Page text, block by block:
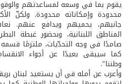
يقوم بما في وسعه لمساعدتهم
محدودة وإمكاناته محدودة. ولكنّ
جانبهم، يحميهم ويدافع عنهم.
المناطق اللبنانية، وبحضور غبطة
صامدًا في وجه التحدّيات، ملتزمًا
كما سيبقى بعيدًا عن أجواء
وطننا".
وأعرب عن أمله في أن يستعيد لبنان